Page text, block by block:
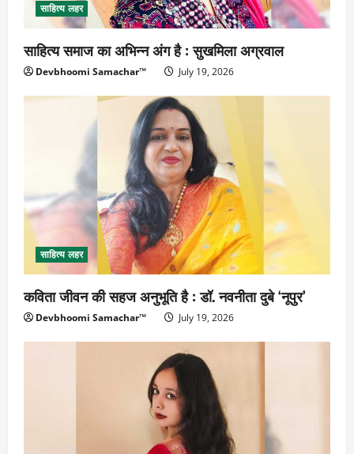
साहित्य लहर
साहित्य समाज का अभिन्न अंग है : सुखमिला अग्रवाल
Devbhoomi Samachar™ July 19, 2026
साहित्य लहर
कविता जीवन की सहज अनुभूति है : डॉ. नवनीता दुबे ‘नूपुर’
Devbhoomi Samachar™ July 19, 2026